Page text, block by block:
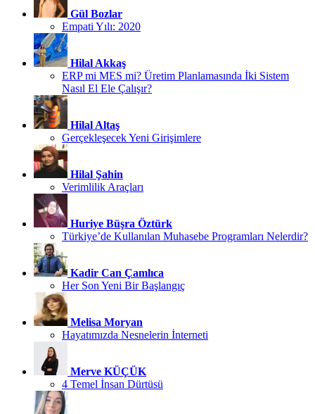
Gül Bozlar
Empati Yılı: 2020
Hilal Akkaş
ERP mi MES mi? Üretim Planlamasında İki Sistem
Nasıl El Ele Çalışır?
Hilal Altaş
Gerçekleşecek Yeni Girişimlere
Hilal Şahin
Verimlilik Araçları
Huriye Büşra Öztürk
Türkiye’de Kullanılan Muhasebe Programları Nelerdir?
Kadir Can Çamlıca
Her Son Yeni Bir Başlangıç
Melisa Moryan
Hayatımızda Nesnelerin İnterneti
Merve KÜÇÜK
4 Temel İnsan Dürtüsü